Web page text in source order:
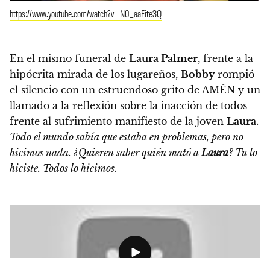
https://www.youtube.com/watch?v=N0_aaFite3Q
En el mismo funeral de Laura Palmer, frente a la
hipócrita mirada de los lugareños, Bobbyrompió
el silencio con un estruendoso grito de AMÉN y un
llamado a la reflexión sobre la inacción de todos
frente al sufrimiento manifiesto de la joven Laura.
Todo el mundo sabía que estaba en problemas, pero no
hicimos nada. ¿Quieren saber quién mató a Laura? Tu lo
hiciste. Todos lo hicimos.